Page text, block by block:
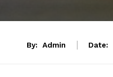
By: Admin Date: